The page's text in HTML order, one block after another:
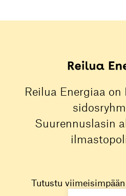
Reilua Energiaa
Suurennuslasin
Tutustu